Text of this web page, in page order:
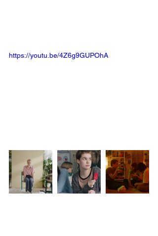
https://youtu.be/4Z6g9GUPOhA